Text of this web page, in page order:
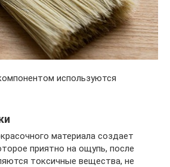
используются
материала создает
приятно на ощупь, после
токсичные вещества, не